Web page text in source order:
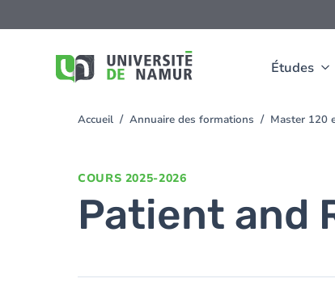
Études
au
You
Accueil Annuaire des formations Master 120
COURS 2025-2026
Patient and